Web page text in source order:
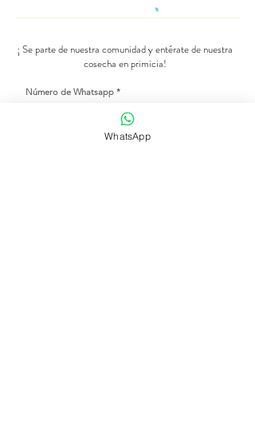
¡ Se parte de nuestra comunidad y entérate de nuestra
cosecha en primicia!
Número de Whatsapp
WhatsApp